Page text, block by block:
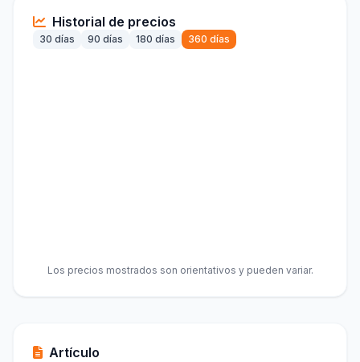
Historial de precios
30 días 90 días 180 días 360 días
Los precios mostrados son orientativos y pueden variar.
Artículo